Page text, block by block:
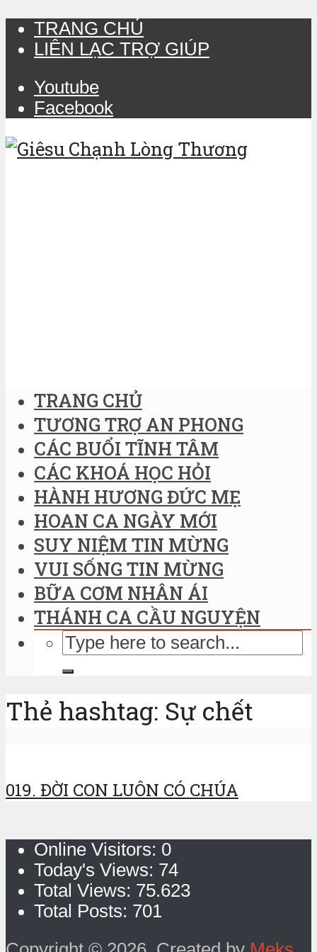
TRANG CHỦ
LIÊN LẠC TRỢ GIÚP
Youtube
Facebook
TRANG CHỦ
TƯƠNG TRỢ AN PHONG
CÁC BUỔI TĨNH TÂM
CÁC KHOÁ HỌC HỎI
HÀNH HƯƠNG ĐỨC MẸ
HOAN CA NGÀY MỚI
SUY NIỆM TIN MỪNG
VUI SỐNG TIN MỪNG
BỮA CƠM NHÂN ÁI
THÁNH CA CẦU NGUYỆN
Thẻ hashtag: Sự chết
019. ĐỜI CON LUÔN CÓ CHÚA
Online Visitors: 0
Today's Views: 74
Total Views: 75.623
Total Posts: 701